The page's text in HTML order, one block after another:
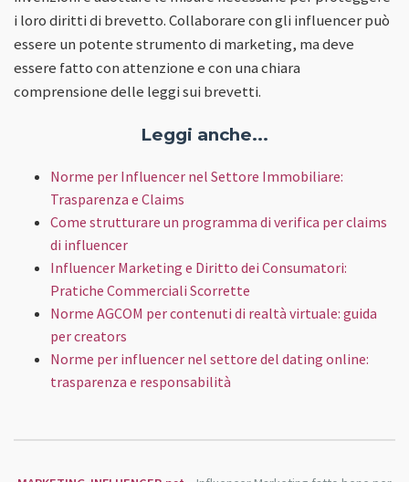
i loro diritti di brevetto. Collaborare con gli influencer può
essere un potente strumento di marketing, ma deve
essere fatto con attenzione e con una chiara
comprensione delle leggi sui brevetti.
Leggi anche...
Norme per Influencer nel Settore Immobiliare:
Trasparenza e Claims
Come strutturare un programma di verifica per claims
di influencer
Influencer Marketing e Diritto dei Consumatori:
Pratiche Commerciali Scorrette
Norme AGCOM per contenuti di realtà virtuale: guida
per creators
Norme per influencer nel settore del dating online:
trasparenza e responsabilità